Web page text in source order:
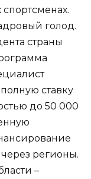
спортсменах.
голод.
страны
ставку
до 50 000
регионы.
–